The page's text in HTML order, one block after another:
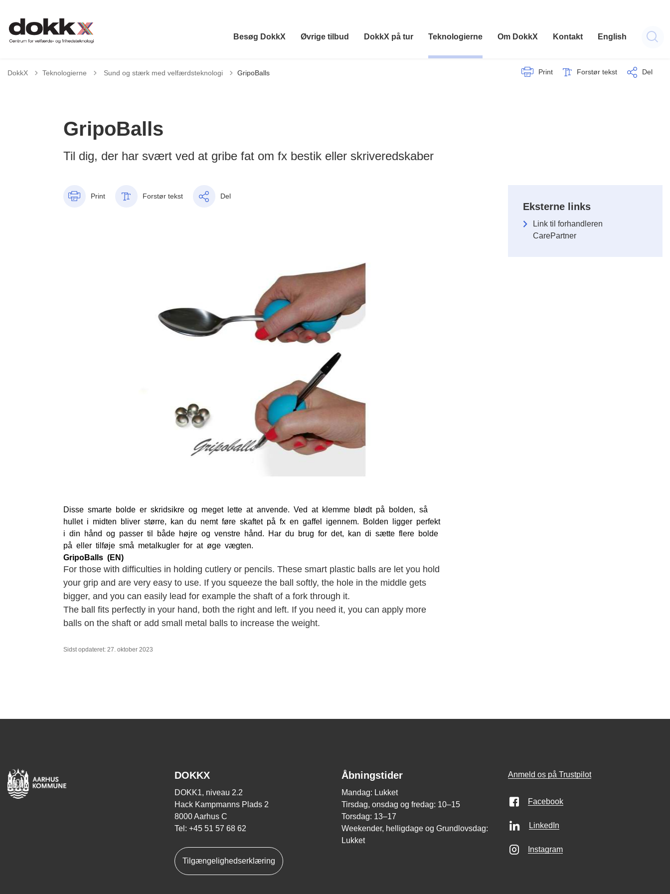
Besøg DokkX Øvrige tilbud DokkX på tur Teknologierne Om DokkX Kontakt English
DokkX Teknologierne Tilbage til
Sund og stærk med velfærdsteknologi GripoBalls Print Forstør tekst Del
GripoBalls
Til dig, der har svært ved at gribe fat om fx bestik eller skriveredskaber
Print Forstør tekst Del
Disse smarte bolde er skridsikre og meget lette at anvende. Ved at klemme blødt på bolden, så
hullet i midten bliver større, kan du nemt føre skaftet på fx en gaffel igennem. Bolden ligger perfekt
i din hånd og passer til både højre og venstre hånd. Har du brug for det, kan di sætte flere bolde
på eller tilføje små metalkugler for at øge vægten.
GripoBalls (EN)
For those with difficulties in holding cutlery or pencils. These smart plastic balls are let you hold
your grip and are very easy to use. If you squeeze the ball softly, the hole in the middle gets
bigger, and you can easily lead for example the shaft of a fork through it.
The ball fits perfectly in your hand, both the right and left. If you need it, you can apply more
balls on the shaft or add small metal balls to increase the weight.
Eksterne links
Link til forhandleren
CarePartner
Sidst opdateret: 27. oktober 2023
DOKKX
DOKK1, niveau 2.2
Hack Kampmanns Plads 2
8000 Aarhus C
Tel: +45 51 57 68 62
Tilgængelighedserklæring
Åbningstider
Mandag: Lukket
Tirsdag, onsdag og fredag: 10–15
Torsdag: 13–17
Weekender, helligdage og Grundlovsdag:
Lukket
Anmeld os på Trustpilot
Facebook
LinkedIn
Instagram